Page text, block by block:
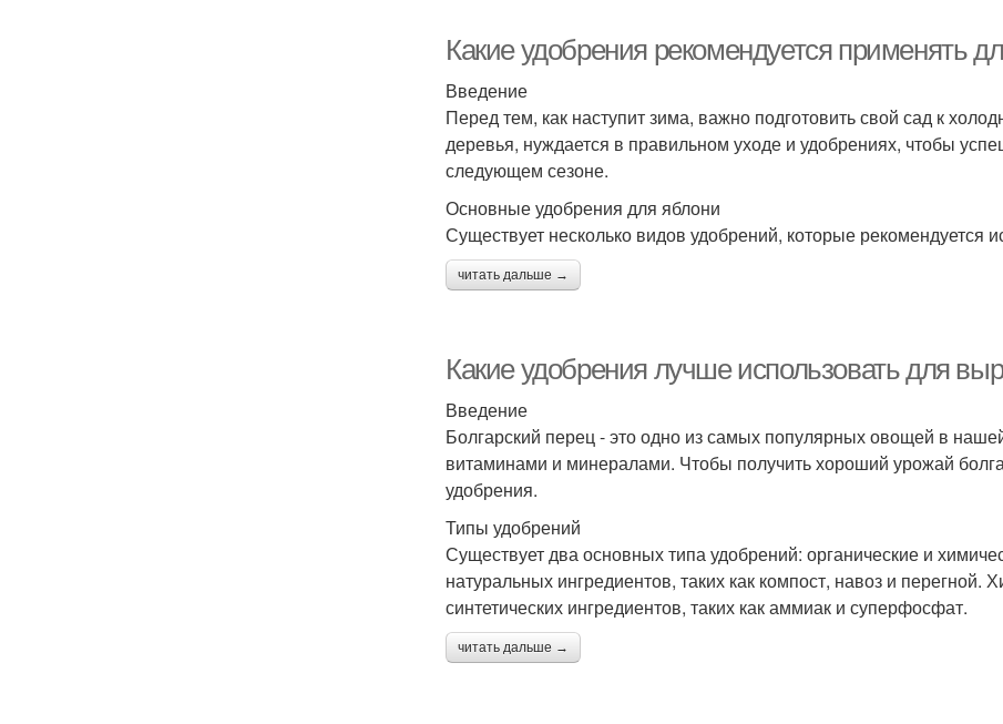
Какие удобрения рекомендуется применять
Введение
Перед тем, как наступит зима, важно подготовить свой сад к
деревья, нуждается в правильном уходе и удобрениях, чтобы
следующем сезоне.
Основные удобрения для яблони
Существует несколько видов удобрений, которые рекомендуется
читать дальше →
Какие удобрения лучше использовать для
Введение
Болгарский перец - это одно из самых популярных овощей в
витаминами и минералами. Чтобы получить хороший урожай
удобрения.
Типы удобрений
Существует два основных типа удобрений: органические и
натуральных ингредиентов, таких как компост, навоз и перегной.
синтетических ингредиентов, таких как аммиак и суперфосфат.
читать дальше →